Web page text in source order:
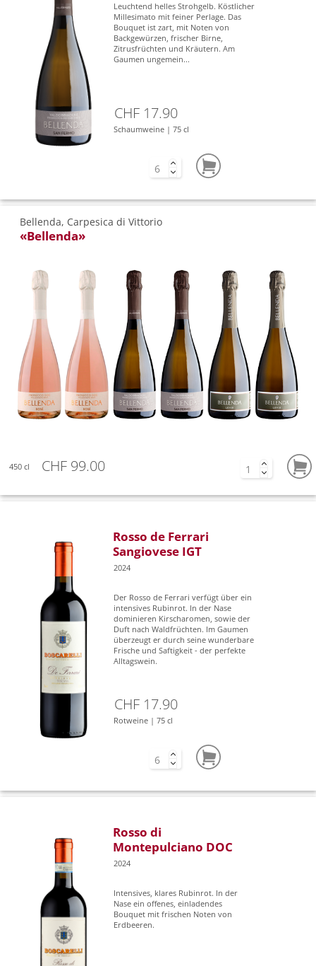
Leuchtend helles Strohgelb. Köstlicher
Millesimato mit feiner Perlage. Das
Bouquet ist zart, mit Noten von
Backgewürzen, frischer Birne,
Zitrusfrüchten und Kräutern. Am
Gaumen ungemein...
CHF 17.90
Schaumweine | 75 cl
Bellenda, Carpesica di Vittorio
«Bellenda»
450 cl CHF 99.00
Rosso de Ferrari
Sangiovese IGT
2024
Der Rosso de Ferrari verfügt über ein
intensives Rubinrot. In der Nase
dominieren Kirscharomen, sowie der
Duft nach Waldfrüchten. Im Gaumen
überzeugt er durch seine wunderbare
Frische und Saftigkeit - der perfekte
Alltagswein.
CHF 17.90
Rotweine | 75 cl
Rosso di
Montepulciano DOC
2024
Intensives, klares Rubinrot. In der
Nase ein offenes, einladendes
Bouquet mit frischen Noten von
Erdbeeren.